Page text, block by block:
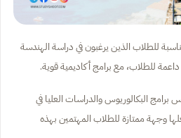
للطلاب الذين يرغبون في دراسة الهندسة
داعمة للطلاب، مع برامج أكاديمية قوية.
برامج البكالوريوس والدراسات العليا في
وجهة ممتازة للطلاب المهتمين بهذه